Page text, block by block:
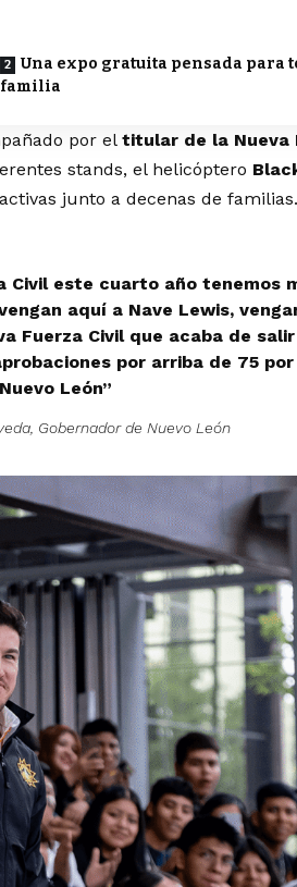
Una expo gratuita pensada para
familia
por el titular de la Nueva
stands, el helicóptero
junto a decenas de familias.
Civil este cuarto año tenemos
aquí a Nave Lewis,
Fuerza Civil que acaba de
por arriba de 75
León”
Gobernador de Nuevo León